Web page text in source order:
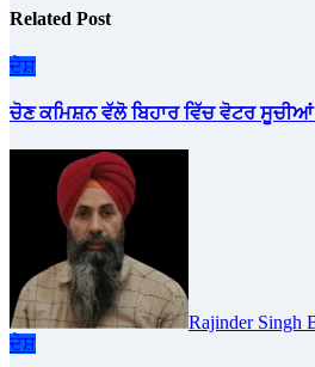
Related Post
ਦੇਸ਼
ਚੋਣ ਕਮਿਸ਼ਨ ਵੱਲੋ ਬਿਹਾਰ ਵਿੱਚ ਵੋਟਰ
Rajinder Singh
ਦੇਸ਼